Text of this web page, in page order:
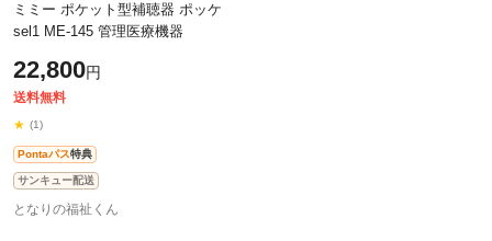
ミミー ポケット型補聴器 ポッケ
sel1 ME-145 管理医療機器
22,800円
送料無料
★ (1)
Pontaパス特典
サンキュー配送
となりの福祉くん